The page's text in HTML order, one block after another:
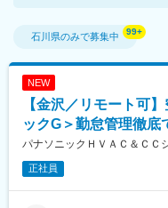
石川県のみで募集中
NEW
【金沢／リモート可
ックG＞勤怠管理徹
パナソニックＨＶＡＣ＆ＣＣ
正社員